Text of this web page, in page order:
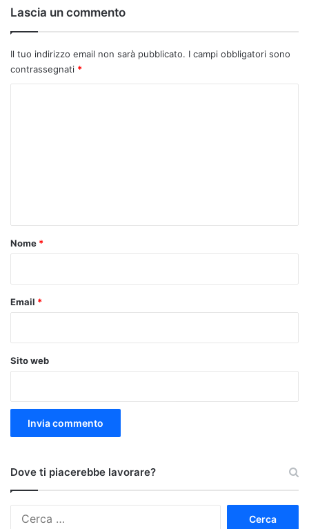
Lascia un commento
Il tuo indirizzo email non sarà pubblicato. I campi obbligatori sono
contrassegnati *
o
Nome *
Email *
Sito web
Dove ti piacerebbe lavorare?